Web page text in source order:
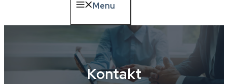
Menu
Kontakt